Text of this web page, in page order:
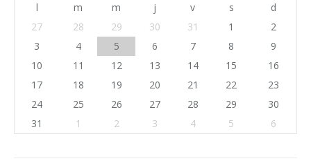
l m m j v s
d
27
28 29 30 31 1
2
3
4 5 6 7 8
9
10
11 12 13 14 15
16
17
18 19 20 21 22
23
24
25 26 27 28 29
30
31
1 2 3 4 5 6